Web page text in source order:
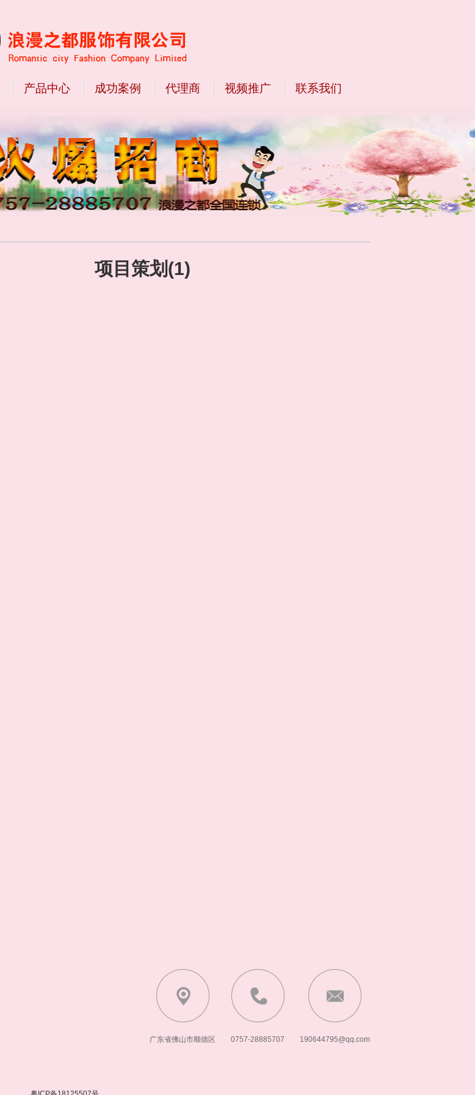
产品中心 成功案例 代理商 视频推广 联系我们
项目策划(1)
190644795@qq.com
0757-28885707
广东省佛山市顺德区